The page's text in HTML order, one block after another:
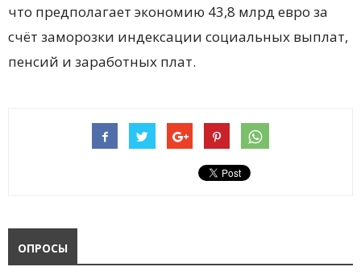
что предполагает экономию 43,8 млрд евро за
счёт заморозки индексации социальных выплат,
пенсий и заработных плат.
ОПРОСЫ